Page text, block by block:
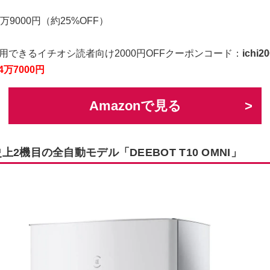
9000円（約25%OFF）
できるイチオシ読者向け2000円OFFクーポンコード：
万7000円
Amazonで見る
2機目の全自動モデル「DEEBOT T10 OMNI」